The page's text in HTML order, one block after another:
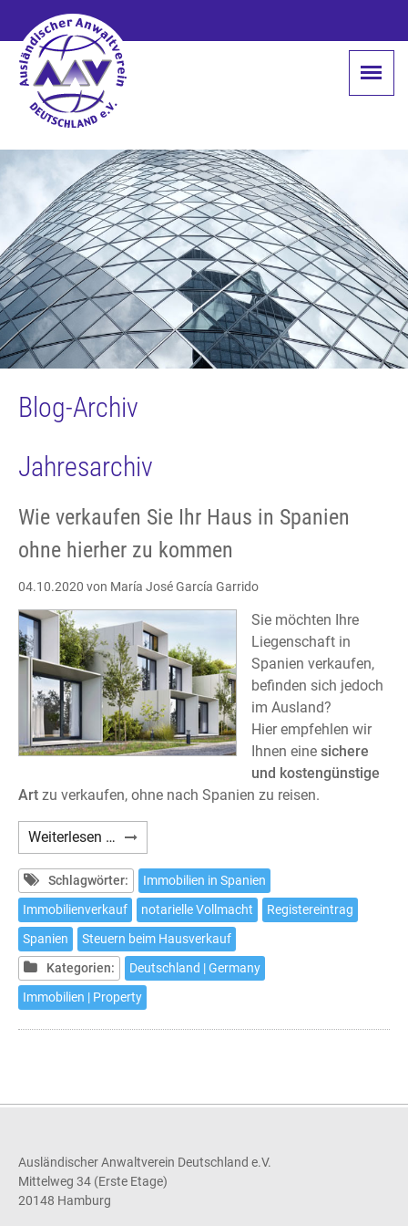
Blog-Archiv
Jahresarchiv
Wie verkaufen Sie Ihr Haus in Spanien
ohne hierher zu kommen
04.10.2020 von María José García Garrido
Sie möchten Ihre
Liegenschaft in
Spanien verkaufen,
befinden sich jedoch
im Ausland?
Hier empfehlen wir
Ihnen eine sichere
und kostengünstige
Art zu verkaufen, ohne nach Spanien zu reisen.
Weiterlesen … Wie
verkaufen
Sie
Ihr
Haus
in
Spanien
ohne
hierher
zu
Schlagwörter:
Immobilien in Spanien
Immobilienverkauf
notarielle Vollmacht
Registereintrag
Spanien
Steuern beim Hausverkauf
Kategorien:
Deutschland | Germany
Immobilien | Property
Ausländischer Anwaltverein Deutschland e.V.
Mittelweg 34 (Erste Etage)
20148 Hamburg